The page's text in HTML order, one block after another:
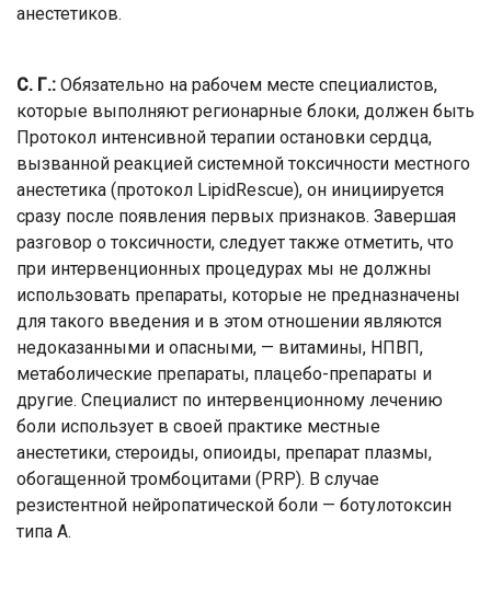
анестетиков.
С. Г.: Обязательно на рабочем месте специалистов,
которые выполняют регионарные блоки, должен быть
Протокол интенсивной терапии остановки сердца,
вызванной реакцией системной токсичности местного
анестетика (протокол LipidRescue), он инициируется
сразу после появления первых признаков. Завершая
разговор о токсичности, следует также отметить, что
при интервенционных процедурах мы не должны
использовать препараты, которые не предназначены
для такого введения и в этом отношении являются
недоказанными и опасными, — витамины, НПВП,
метаболические препараты, плацебо-препараты и
другие. Специалист по интервенционному лечению
боли использует в своей практике местные
анестетики, стероиды, опиоиды, препарат плазмы,
обогащенной тромбоцитами (PRP). В случае
резистентной нейропатической боли — ботулотоксин
типа А.